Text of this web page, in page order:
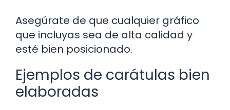
Asegúrate de que cualquier gráfico
que incluyas sea de alta calidad y
esté bien posicionado.
Ejemplos de carátulas bien
elaboradas